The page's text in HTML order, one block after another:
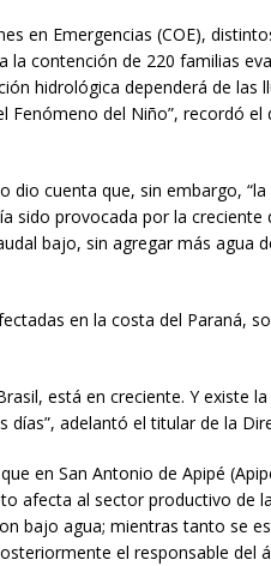
en Emergencias (COE),
la contención de 220 familias
hidrológica dependerá de las
Fenómeno del Niño”, recordó el
dio cuenta que, sin embargo,
sido provocada por la creciente
bajo, sin agregar más agua
en la costa del Paraná,
está en creciente. Y existe
adelantó el titular de la
en San Antonio de Apipé
afecta al sector productivo de
bajo agua; mientras tanto se
el responsable del